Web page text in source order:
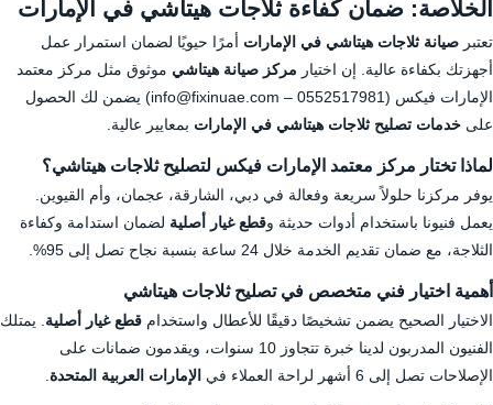
الخلاصة: ضمان كفاءة ثلاجات هيتاشي في الإمارات
تعتبر صيانة ثلاجات هيتاشي في الإمارات أمرًا حيويًا لضمان استمرار عمل
أجهزتك بكفاءة عالية. إن اختيار مركز صيانة هيتاشي موثوق مثل مركز معتمد
الإمارات فيكس (0552517981
– info@fixinuae.com) يضمن لك الحصول
على خدمات تصليح ثلاجات هيتاشي في الإمارات بمعايير عالية.
لماذا تختار مركز معتمد الإمارات فيكس لتصليح ثلاجات هيتاشي؟
يوفر مركزنا حلولاً سريعة وفعالة في دبي، الشارقة، عجمان، وأم القيوين.
يعمل فنيونا باستخدام أدوات حديثة وقطع غيار أصلية لضمان استدامة وكفاءة
الثلاجة، مع ضمان تقديم الخدمة خلال 24 ساعة بنسبة نجاح تصل إلى 95%.
أهمية اختيار فني متخصص في تصليح ثلاجات هيتاشي
الاختيار الصحيح يضمن تشخيصًا دقيقًا للأعطال واستخدام قطع غيار أصلية . يمتلك
الفنيون المدربون لدينا خبرة تتجاوز 10 سنوات، ويقدمون ضمانات على
الإصلاحات تصل إلى 6 أشهر لراحة العملاء في
الإمارات العربية المتحدة